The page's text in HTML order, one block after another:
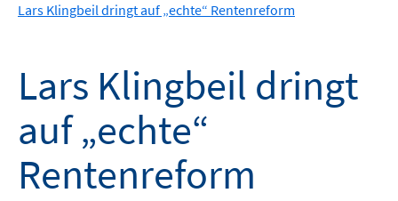
Lars Klingbeil dringt auf „echte“ Rentenreform
Lars Klingbeil dringt
auf „echte“
Rentenreform